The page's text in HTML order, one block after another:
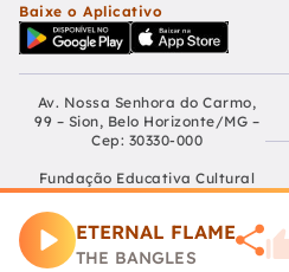
ETERNAL FLAME
THE BANGLES
Baixe o Aplicativo
Av. Nossa Senhora do Carmo,
99 – Sion, Belo Horizonte/MG –
Cep: 30330-000
Fundação Educativa Cultural
Câmara De Dirigentes Lojistas
CNPJ: 04.210.060/0001-90